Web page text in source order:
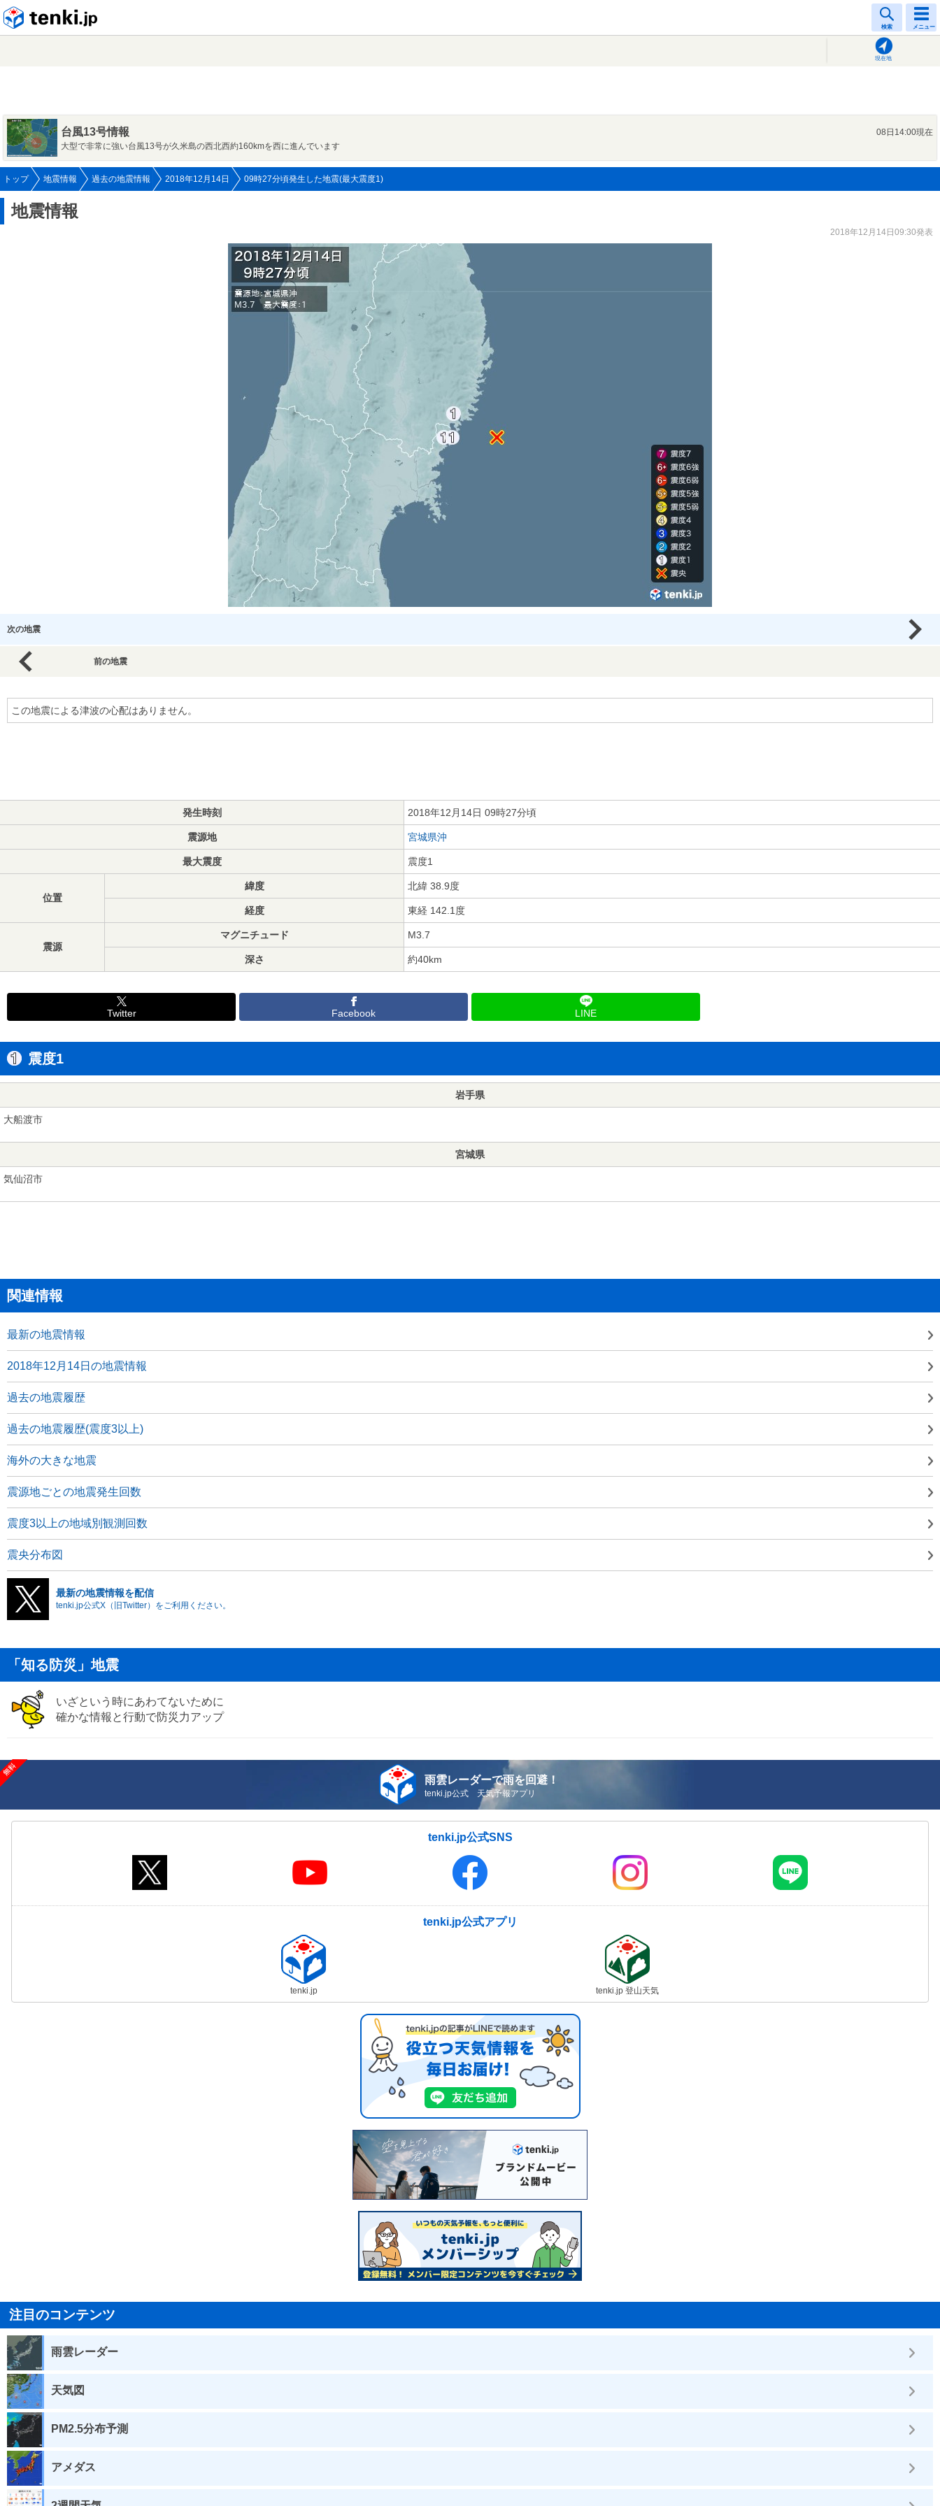
検索 メニュー
現在地
台風13号情報
08日14:00現在
大型で非常に強い台風13号が久米島の西北西約160kmを西に進んでいます
トップ 地震情報 過去の地震情報 2018年12月14日 09時27分頃発生した地震(最大震度1)
地震情報
2018年12月14日09:30発表
次の地震
前の地震
この地震による津波の心配はありません。
発生時刻 2018年12月14日 09時27分頃
震源地 宮城県沖
最大震度 震度1
位置
緯度 北緯 38.9度
経度 東経 142.1度
震源
マグニチュード M3.7
深さ 約40km
Twitter Facebook LINE
震度1
岩手県
大船渡市
宮城県
気仙沼市
関連情報
最新の地震情報
2018年12月14日の地震情報
過去の地震履歴
過去の地震履歴(震度3以上)
海外の大きな地震
震源地ごとの地震発生回数
震度3以上の地域別観測回数
震央分布図
最新の地震情報を配信
tenki.jp公式X（旧Twitter）をご利用ください。
「知る防災」地震
いざという時にあわてないために
確かな情報と行動で防災力アップ
雨雲レーダーで雨を回避！
tenki.jp公式 天気予報アプリ
tenki.jp公式SNS
tenki.jp公式アプリ
tenki.jp tenki.jp 登山天気
注目のコンテンツ
雨雲レーダー
天気図
PM2.5分布予測
アメダス